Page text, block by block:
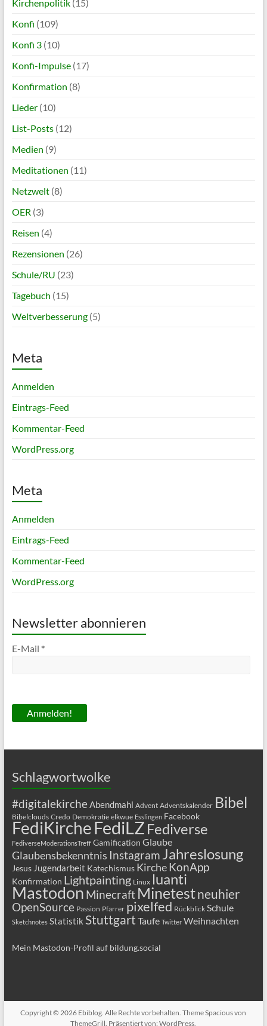
Kirchenpolitik(15)
Konfi (109)
Konfi 3(10)
Konfi-Impulse(17)
Konfirmation (8)
Lieder(10)
List-Posts(12)
Medien (9)
Meditationen (11)
Netzwelt(8)
OER (3)
Reisen (4)
Rezensionen (26)
Schule/RU (23)
Tagebuch (15)
Weltverbesserung(5)
Meta
Anmelden
Eintrags-Feed
Kommentar-Feed
WordPress.org
Meta
Anmelden
Eintrags-Feed
Kommentar-Feed
WordPress.org
Newsletter abonnieren
E-Mail *
Schlagwortwolke
#digitalekirche Abendmahl Advent Adventskalender Bibel
Bibelclouds Credo Demokratie elkwue Esslingen Facebook
FediKircheFediLZ Fediverse
FediverseModerationsTreff Gamification Glaube
Glaubensbekenntnis Instagram Jahreslosung
Jesus Jugendarbeit Katechismus KircheKonApp
Konfirmation Lightpainting Linux luanti
Mastodon Minecraft Minetestneuhier
OpenSource Passion Pfarrer pixelfed Rückblick Schule
Sketchnotes Statistik Stuttgart Taufe Twitter Weihnachten
Mein Mastodon-Profil auf bildung.social
Copyright © 2026 Ebiblog . Alle Rechte vorbehalten. ThemeSpaciousvon
ThemeGrill. Präsentiert von:WordPress